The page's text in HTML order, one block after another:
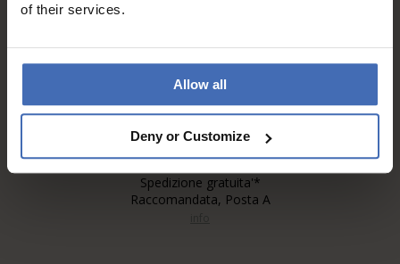
of their services.
Allow all
Deny or Customize
Spedizione gratuita'*
Raccomandata, Posta A